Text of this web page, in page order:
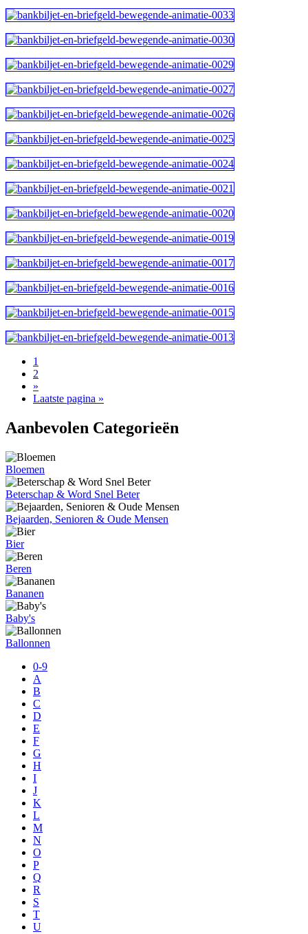
1
2
»
Laatste pagina »
Aanbevolen Categorieën
Bloemen
Beterschap & Word Snel Beter
Bejaarden, Senioren & Oude Mensen
Bier
Beren
Bananen
Baby's
Ballonnen
0-9
A
B
C
D
E
F
G
H
I
J
K
L
M
N
O
P
Q
R
S
T
U